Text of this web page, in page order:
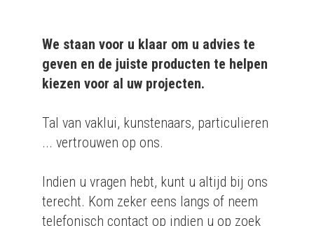
We staan voor u klaar om u advies te
geven en de juiste producten te helpen
kiezen voor al uw projecten.
Tal van vaklui, kunstenaars, particulieren
... vertrouwen op ons.
Indien u vragen hebt, kunt u altijd bij ons
terecht. Kom zeker eens langs of neem
telefonisch contact op indien u op zoek